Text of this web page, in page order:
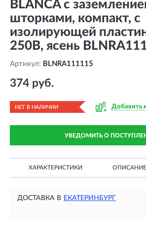
BLANCA с
шторками, компакт, с
изолирующей
250В, ясень
Артикул: BLNRA111115
374 руб.
НЕТ В НАЛИЧИИ Добавить
УВЕДОМИТЬ О
ХАРАКТЕРИСТИКИ ОПИСАНИЕ
ДОСТАВКА В ЕКАТЕРИНБУРГ